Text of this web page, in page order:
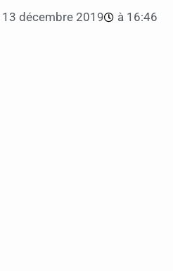
13 décembre 2019 à 16:46